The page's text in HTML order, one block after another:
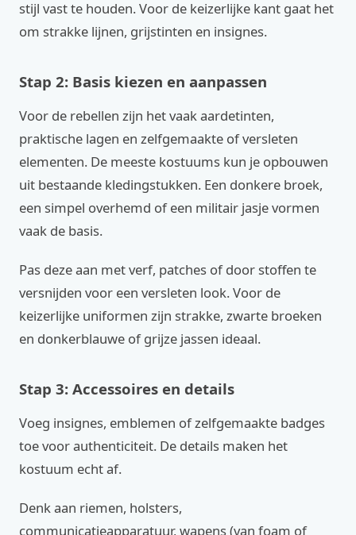
stijl vast te houden. Voor de keizerlijke kant gaat het
om strakke lijnen, grijstinten en insignes.
Stap 2: Basis kiezen en aanpassen
Voor de rebellen zijn het vaak aardetinten,
praktische lagen en zelfgemaakte of versleten
elementen. De meeste kostuums kun je opbouwen
uit bestaande kledingstukken. Een donkere broek,
een simpel overhemd of een militair jasje vormen
vaak de basis.
Pas deze aan met verf, patches of door stoffen te
versnijden voor een versleten look. Voor de
keizerlijke uniformen zijn strakke, zwarte broeken
en donkerblauwe of grijze jassen ideaal.
Stap 3: Accessoires en details
Voeg insignes, emblemen of zelfgemaakte badges
toe voor authenticiteit. De details maken het
kostuum echt af.
Denk aan riemen, holsters,
communicatieapparatuur, wapens (van foam of